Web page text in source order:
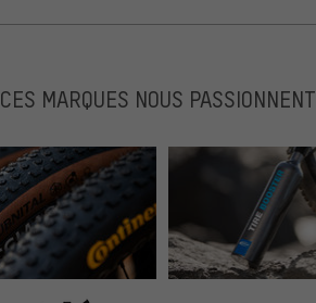
CES MARQUES NOUS PASSIONNENT